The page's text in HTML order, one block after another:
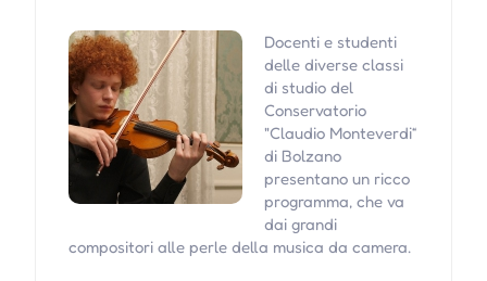
Docenti e studenti
delle diverse classi
di studio del
Conservatorio
"Claudio Monteverdi“
di Bolzano
presentano un ricco
programma, che va
dai grandi
compositori alle perle della musica da camera.